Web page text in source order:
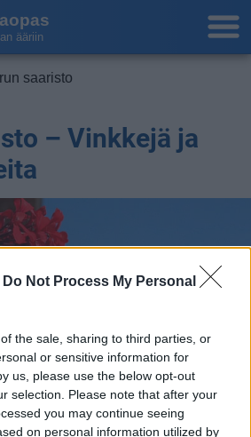
Do Not Process My Personal
the sale, sharing to third parties, or
or sensitive information for
us, please use the below opt-out
selection. Please note that after your
you may continue seeing
on personal information utilized by
ääriin
saaristo
– Vinkkejä ja